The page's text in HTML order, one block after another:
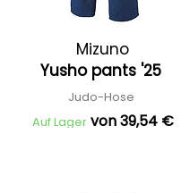
Mizuno
Yusho pants '25
Judo-Hose
Auf Lager von 39,54 €